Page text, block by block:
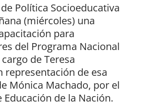
Política Socioeducativa
(miércoles) una
para
del Programa Nacional
de Teresa
representación de esa
Mónica Machado, por el
de la Nación.